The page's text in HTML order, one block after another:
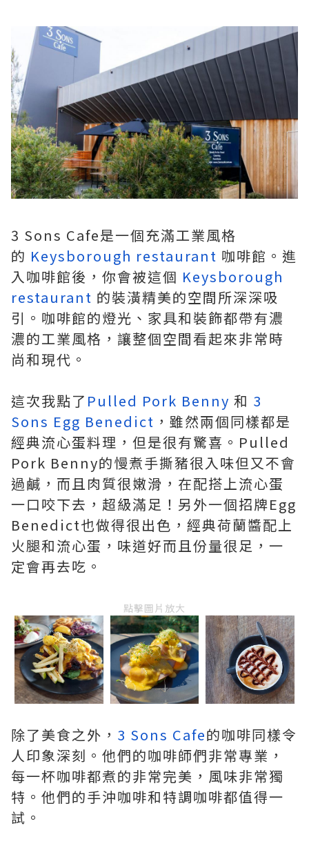
3 Sons Cafe是一個充滿工業風格
的 Keysborough restaurant 咖啡館。進
入咖啡館後，你會被這個 Keysborough
restaurant 的裝潢精美的空間所深深吸
引。咖啡館的燈光、家具和裝飾都帶有濃
濃的工業風格，讓整個空間看起來非常時
尚和現代。
這次我點了 Pulled Pork Benny 和 3
Sons Egg Benedict ，雖然兩個同樣都是
經典流心蛋料理，但是很有驚喜。Pulled
Pork Benny的慢煮手撕豬很入味但又不會
過鹹，而且肉質很嫩滑，在配搭上流心蛋
一口咬下去，超級滿足！另外一個招牌Egg
Benedict也做得很出色，經典荷蘭醬配上
火腿和流心蛋，味道好而且份量很足，一
定會再去吃。
點擊圖片放大
除了美食之外， 3 Sons Cafe的咖啡同樣令
人印象深刻。他們的咖啡師們非常專業，
每一杯咖啡都煮的非常完美，風味非常獨
特。他們的手沖咖啡和特調咖啡都值得一
試。